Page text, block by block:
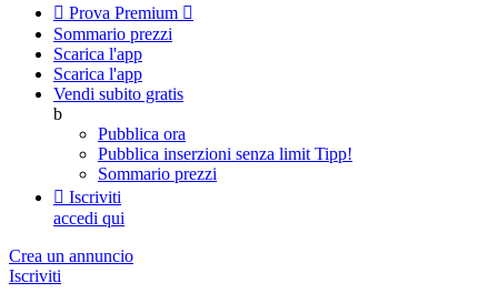
 Prova Premium 
Sommario prezzi
Scarica l'app
Scarica l'app
Vendi subito gratis
b
Pubblica ora
Pubblica inserzioni senza limit Tipp!
Sommario prezzi
 Iscriviti
accedi qui
Crea un annuncio
Iscriviti